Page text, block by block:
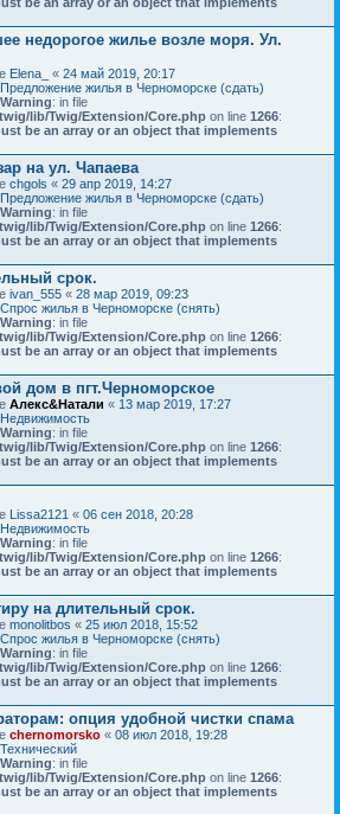
недорогое жилье возле моря. Ул.
Elena_ « 24 май 2019, 20:17
Предложение жилья в Черноморске (сдать)
: in file
lib/Twig/Extension/Core.php on line 1266:
be an array or an object that implements
на ул. Чапаева
chgols « 29 апр 2019, 14:27
Предложение жилья в Черноморске (сдать)
: in file
lib/Twig/Extension/Core.php on line 1266:
be an array or an object that implements
срок.
ivan_555 « 28 мар 2019, 09:23
Спрос жилья в Черноморске (снять)
: in file
lib/Twig/Extension/Core.php on line 1266:
be an array or an object that implements
дом в пгт.Черноморское
Алекс&Натали « 13 мар 2019, 17:27
Недвижимость
: in file
lib/Twig/Extension/Core.php on line 1266:
be an array or an object that implements
Lissa2121 « 06 сен 2018, 20:28
Недвижимость
: in file
lib/Twig/Extension/Core.php on line 1266:
be an array or an object that implements
на длительный срок.
monolitbos « 25 июл 2018, 15:52
Спрос жилья в Черноморске (снять)
: in file
lib/Twig/Extension/Core.php on line 1266:
be an array or an object that implements
опция удобной чистки спама
chernomorsko « 08 июл 2018, 19:28
Технический
: in file
lib/Twig/Extension/Core.php on line 1266:
be an array or an object that implements